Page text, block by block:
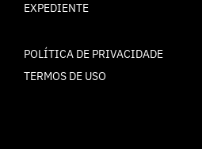
EXPEDIENTE
POLÍTICA DE PRIVACIDADE
TERMOS DE USO